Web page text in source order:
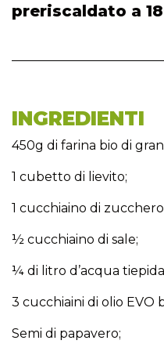
preriscaldato a
INGREDIENTI
450g di farina bio di
1 cubetto di lievito;
1 cucchiaino di
½ cucchiaino di sale;
¼ di litro d’acqua
3 cucchiaini di olio EVO
Semi di papavero;